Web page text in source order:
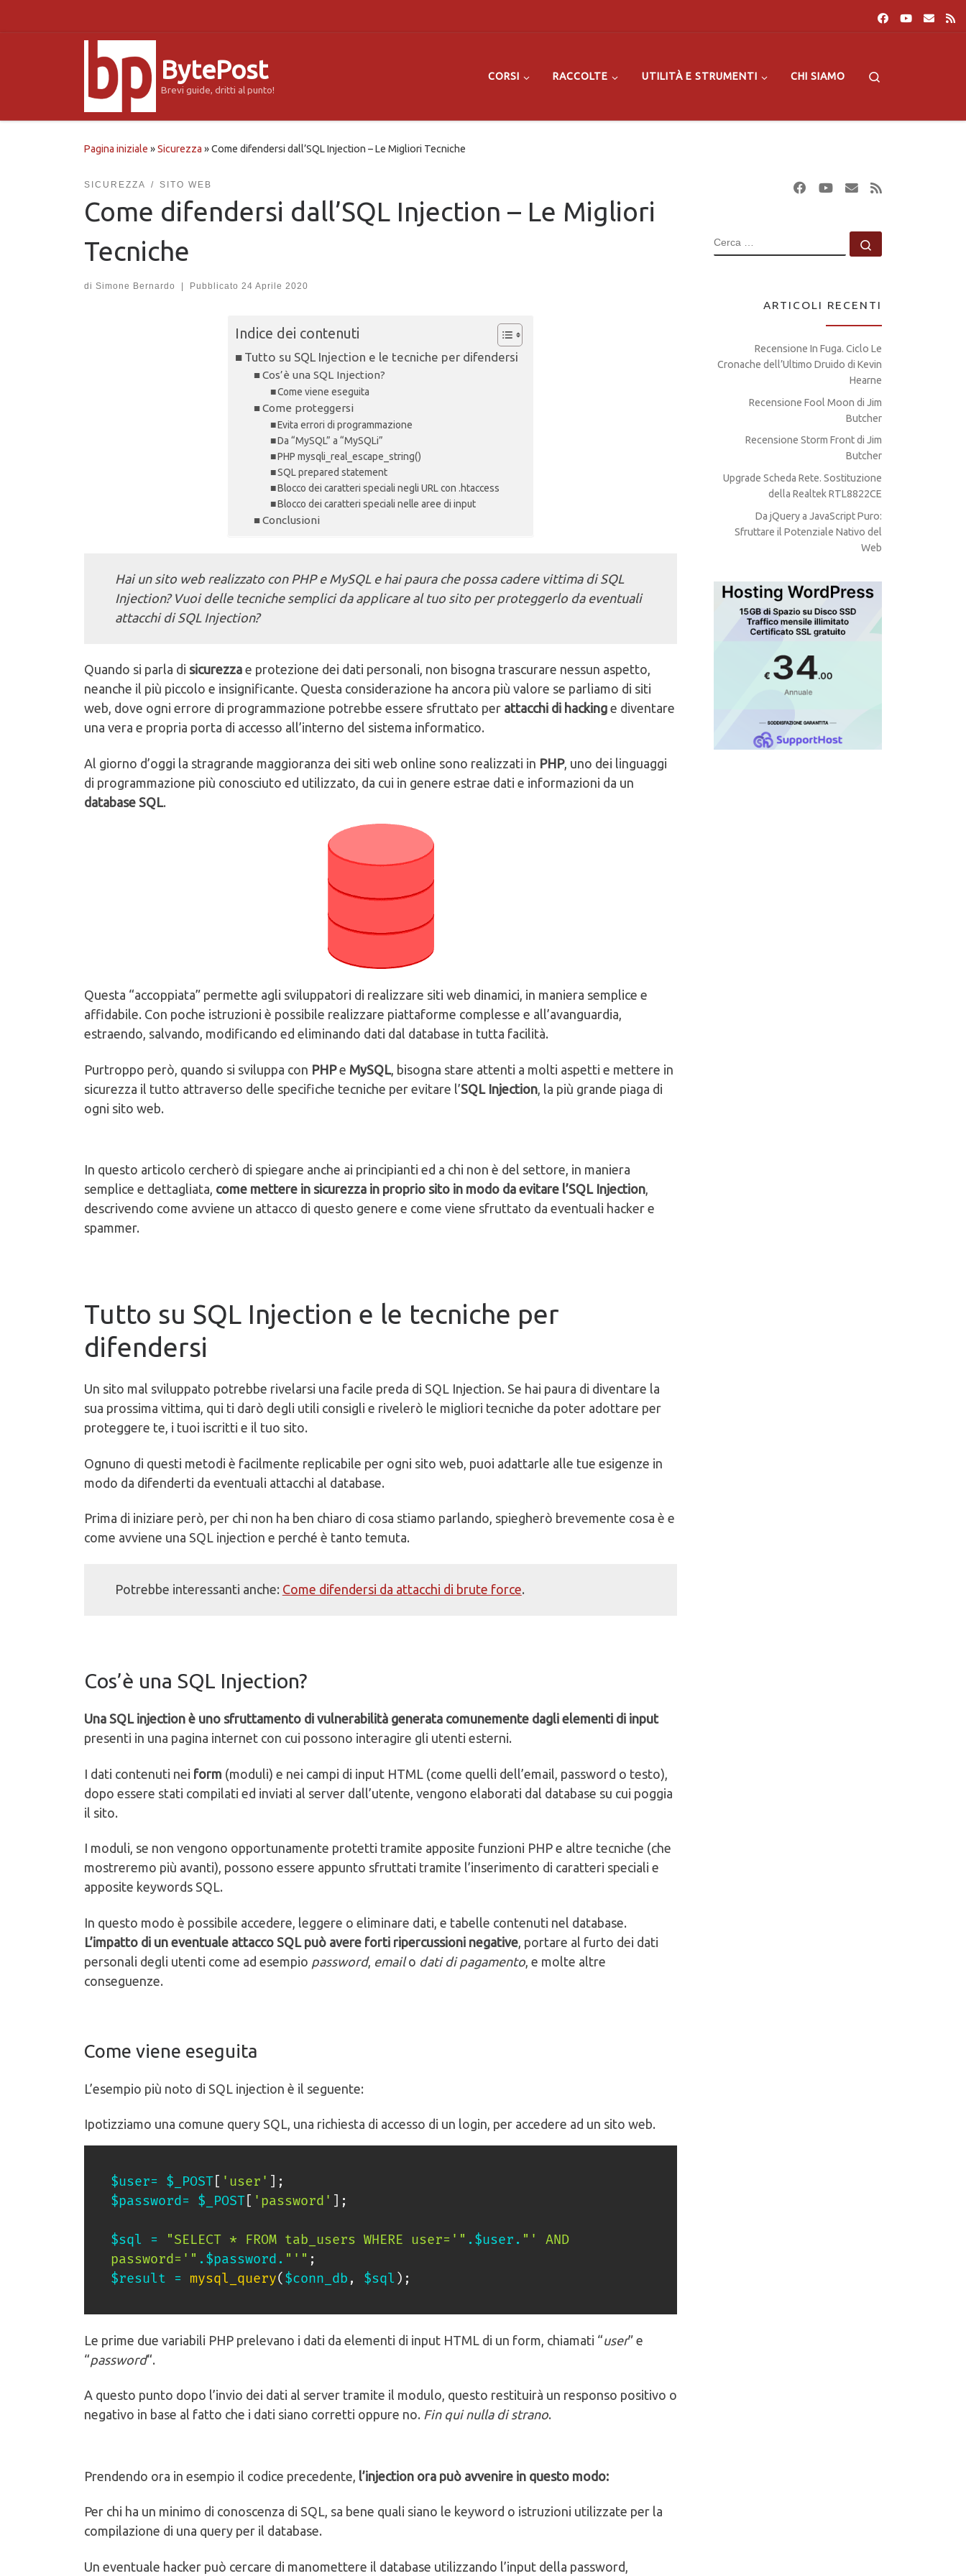
BytePost
Brevi guide, dritti al punto!
CORSI RACCOLTE UTILITÀ E STRUMENTI CHI SIAMO
Pagina iniziale »Sicurezza »Come difendersi dall’SQL Injection – Le Migliori Tecniche
SICUREZZA SITO WEB
Come difendersi dall’SQL Injection – Le Migliori
Tecniche
di Simone Bernardo Pubblicato 24 Aprile 2020
Indice dei contenuti
Tutto su SQL Injection e le tecniche per difendersi
Cos’è una SQL Injection?
Come viene eseguita
Come proteggersi
Evita errori di programmazione
Da “MySQL” a “MySQLi”
PHP mysqli_real_escape_string()
SQL prepared statement
Blocco dei caratteri speciali negli URL con .htaccess
Blocco dei caratteri speciali nelle aree di input
Conclusioni
Hai un sito web realizzato con PHP e MySQL e hai paura che possa cadere vittima di SQL
Injection? Vuoi delle tecniche semplici da applicare al tuo sito per proteggerlo da eventuali
attacchi di SQL Injection?
Quando si parla di sicurezza e protezione dei dati personali, non bisogna trascurare nessun aspetto,
neanche il più piccolo e insignificante. Questa considerazione ha ancora più valore se parliamo di siti
web, dove ogni errore di programmazione potrebbe essere sfruttato per attacchi di hacking e diventare
una vera e propria porta di accesso all’interno del sistema informatico.
Al giorno d’oggi la stragrande maggioranza dei siti web online sono realizzati in PHP, uno dei linguaggi
di programmazione più conosciuto ed utilizzato, da cui in genere estrae dati e informazioni da un
database SQL.
Questa “accoppiata” permette agli sviluppatori di realizzare siti web dinamici, in maniera semplice e
affidabile. Con poche istruzioni è possibile realizzare piattaforme complesse e all’avanguardia,
estraendo, salvando, modificando ed eliminando dati dal database in tutta facilità.
Purtroppo però, quando si sviluppa con PHPe MySQL , bisogna stare attenti a molti aspetti e mettere in
sicurezza il tutto attraverso delle specifiche tecniche per evitare l’SQL Injection , la più grande piaga di
ogni sito web.
In questo articolo cercherò di spiegare anche ai principianti ed a chi non è del settore, in maniera
semplice e dettagliata, come mettere in sicurezza in proprio sito in modo da evitare l’SQL Injection,
descrivendo come avviene un attacco di questo genere e come viene sfruttato da eventuali hacker e
spammer.
Tutto su SQL Injection e le tecniche per
difendersi
Un sito mal sviluppato potrebbe rivelarsi una facile preda di SQL Injection. Se hai paura di diventare la
sua prossima vittima, qui ti darò degli utili consigli e rivelerò le migliori tecniche da poter adottare per
proteggere te, i tuoi iscritti e il tuo sito.
Ognuno di questi metodi è facilmente replicabile per ogni sito web, puoi adattarle alle tue esigenze in
modo da difenderti da eventuali attacchi al database.
Prima di iniziare però, per chi non ha ben chiaro di cosa stiamo parlando, spiegherò brevemente cosa è e
come avviene una SQL injection e perché è tanto temuta.
Potrebbe interessanti anche: Come difendersi da attacchi di brute force.
Cos’è una SQL Injection?
Una SQL injection è uno sfruttamento di vulnerabilità generata comunemente dagli elementi di input
presenti in una pagina internet con cui possono interagire gli utenti esterni.
I dati contenuti nei form (moduli) e nei campi di input HTML (come quelli dell’email, password o testo),
dopo essere stati compilati ed inviati al server dall’utente, vengono elaborati dal database su cui poggia
il sito.
I moduli, se non vengono opportunamente protetti tramite apposite funzioni PHP e altre tecniche (che
mostreremo più avanti), possono essere appunto sfruttati tramite l’inserimento di caratteri speciali e
apposite keywords SQL.
In questo modo è possibile accedere, leggere o eliminare dati, e tabelle contenuti nel database.
L’impatto di un eventuale attacco SQL può avere forti ripercussioni negative , portare al furto dei dati
personali degli utenti come ad esempio password, emailo dati di pagamento , e molte altre
conseguenze.
Come viene eseguita
L’esempio più noto di SQL injection è il seguente:
Ipotizziamo una comune query SQL, una richiesta di accesso di un login, per accedere ad un sito web.
$user= $_POST[ 'user' ] ;
$password= $_POST[ 'password' ] ;
$sql = "SELECT * FROM tab_users WHERE user='" . $user . "' AND
password='" . $password . "'" ;
$result
= mysql_query( $conn_db , $sql ) ;
Le prime due variabili PHP prelevano i dati da elementi di input HTML di un form, chiamati “user” e
“password“.
A questo punto dopo l’invio dei dati al server tramite il modulo, questo restituirà un responso positivo o
negativo in base al fatto che i dati siano corretti oppure no. Fin qui nulla di strano.
Prendendo ora in esempio il codice precedente, l’injection ora può avvenire in questo modo:
Per chi ha un minimo di conoscenza di SQL, sa bene quali siano le keyword o istruzioni utilizzate per la
compilazione di una query per il database.
Un eventuale hacker può cercare di manomettere il database utilizzando l’input della password,
CERCA
ARTICOLI RECENTI
Recensione In Fuga. Ciclo Le
Cronache dell’Ultimo Druido di Kevin
Hearne
Recensione Fool Moon di Jim
Butcher
Recensione Storm Front di Jim
Butcher
Upgrade Scheda Rete. Sostituzione
della Realtek RTL8822CE
Da jQuery a JavaScript Puro:
Sfruttare il Potenziale Nativo del
Web